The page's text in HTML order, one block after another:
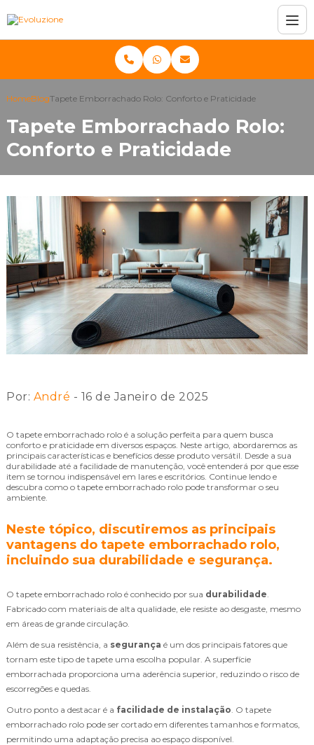
HomeBlogTapete Emborrachado Rolo: Conforto e Praticidade
Tapete Emborrachado Rolo:
Conforto e Praticidade
Por: André - 16 de Janeiro de 2025
O tapete emborrachado rolo é a solução perfeita para quem busca
conforto e praticidade em diversos espaços. Neste artigo, abordaremos as
principais características e benefícios desse produto versátil. Desde a sua
durabilidade até a facilidade de manutenção, você entenderá por que esse
item se tornou indispensável em lares e escritórios. Continue lendo e
descubra como o tapete emborrachado rolo pode transformar o seu
ambiente.
Neste tópico, discutiremos as principais
vantagens do tapete emborrachado rolo,
incluindo sua durabilidade e segurança.
O tapete emborrachado rolo é conhecido por sua durabilidade
Fabricado com materiais de alta qualidade, ele resiste ao desgaste, mesmo
em áreas de grande circulação.
Além de sua resistência, a segurança é um dos principais fatores que
tornam este tipo de tapete uma escolha popular. A superfície
emborrachada proporciona uma aderência superior, reduzindo o risco de
escorregões e quedas.
Outro ponto a destacar é a facilidade de instalação . O tapete
emborrachado rolo pode ser cortado em diferentes tamanhos e formatos,
permitindo uma adaptação precisa ao espaço disponível.